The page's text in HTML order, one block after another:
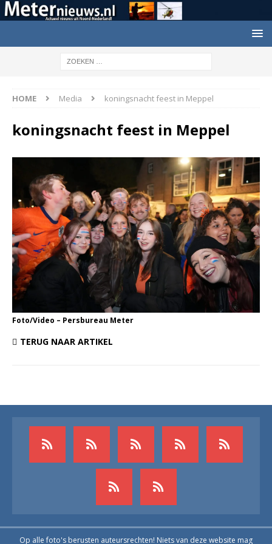
HOME Media koningsnacht feest in Meppel
koningsnacht feest in Meppel
Foto/Video – Persbureau Meter
TERUG NAAR ARTIKEL
Op alle foto's berusten auteursrechten! Niets van deze website mag